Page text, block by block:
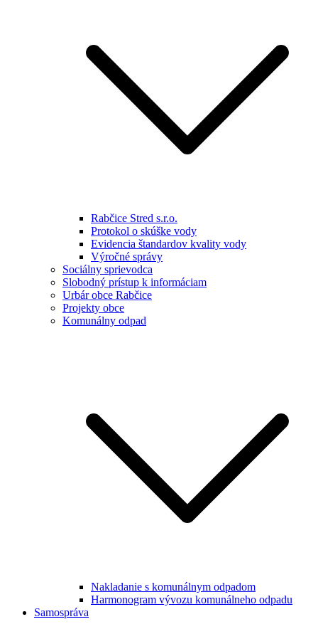
Rabčice Stred s.r.o.
Protokol o skúške vody
Evidencia štandardov kvality vody
Výročné správy
Sociálny sprievodca
Slobodný prístup k informáciam
Urbár obce Rabčice
Projekty obce
Komunálny odpad
Nakladanie s komunálnym odpadom
Harmonogram vývozu komunálneho odpadu
Samospráva